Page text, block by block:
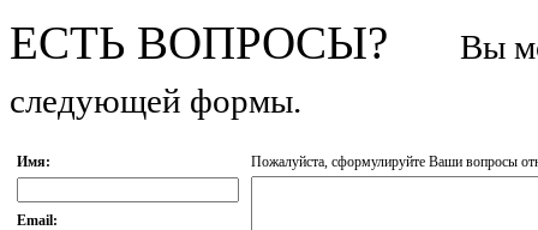
ЕСТЬ ВОПРОСЫ?
Вы
следующей формы.
Имя:
Email:
Пожалуйста, сформулируйте Ваши вопросы